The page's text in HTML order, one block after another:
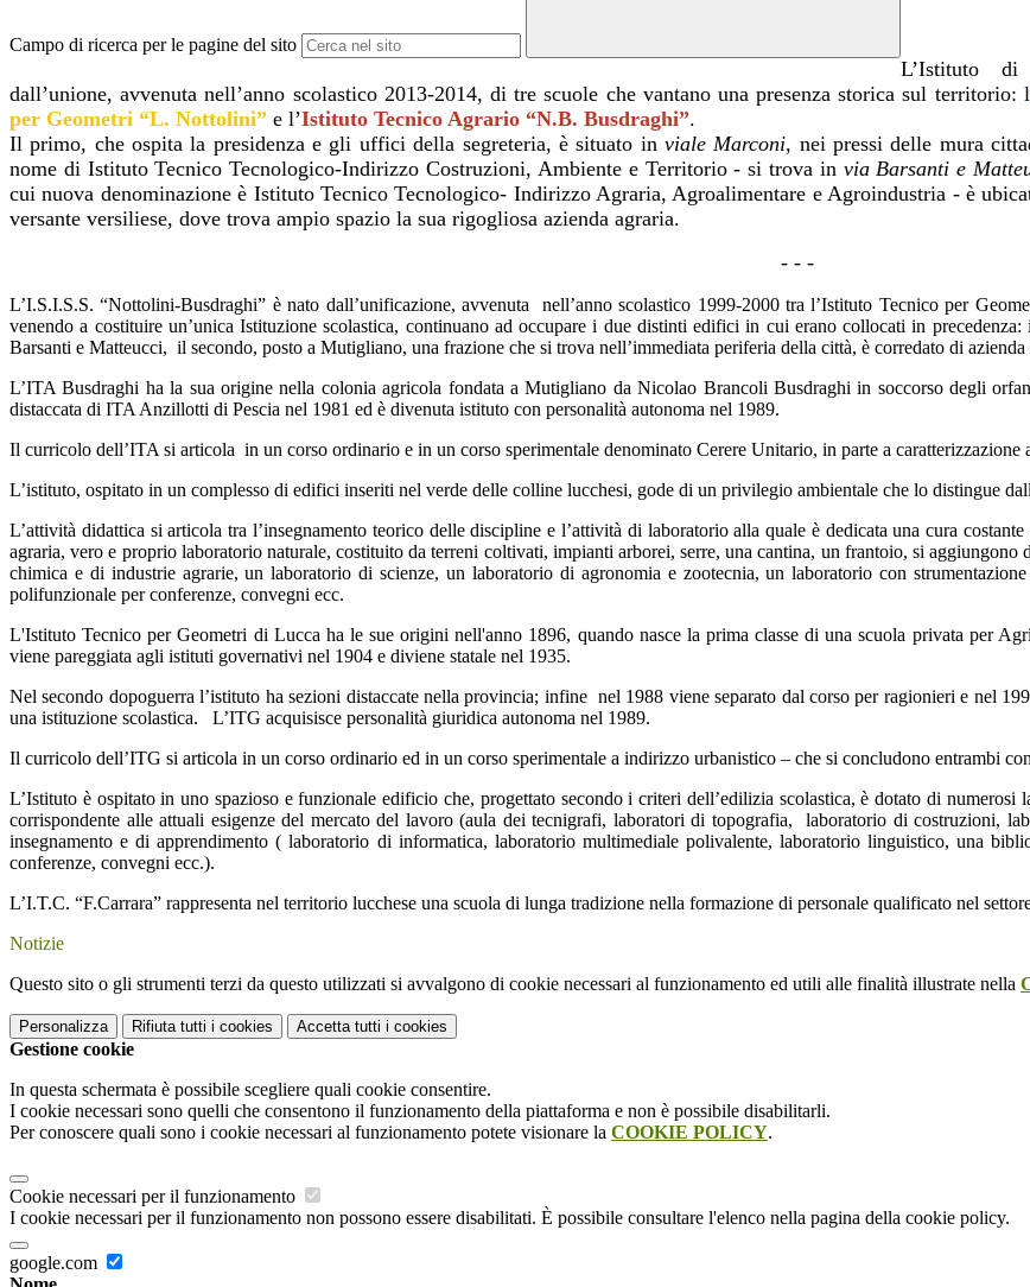
Campo di ricerca per le pagine del sito
L’Istituto di
dall’unione, avvenutanell’anno scolastico 2013-2014, di tre scuole che vantano una presenza storica sul territorio:
per Geometri “L. Nottolini” e l’Istituto Tecnico Agrario “N.B. Busdraghi”.
Il primo, che ospita la presidenza e gli uffici della segreteria, è situato in viale Marconi, nei pressidelle mura
nome di IstitutoTecnico Tecnologico-Indirizzo Costruzioni, Ambiente e Territorio - si trova in via Barsanti e
cui nuova denominazione è Istituto Tecnico Tecnologico- Indirizzo Agraria, Agroalimentare e Agroindustria - è
versante versiliese, dove trova ampio spazio la sua rigogliosa azienda agraria.
- - -
L’I.S.I.S.S. “Nottolini-Busdraghi” è nato dall’unificazione, avvenuta nell’anno scolastico 1999-2000 tra l’Istituto Tecnico per
venendo a costituire un’unica Istituzione scolastica, continuano ad occupare i due distinti edifici in cui erano collocati in
Barsanti e Matteucci, il secondo, posto a Mutigliano, una frazione che si trova nell’immediata periferia della città, è corredato di azienda
L’ITA Busdraghi ha la sua origine nella colonia agricola fondata a Mutigliano da Nicolao Brancoli Busdraghi in soccorso degli
distaccata di ITA Anzillotti di Pescia nel 1981 ed è divenuta istituto con personalità autonoma nel 1989.
Il curricolo dell’ITA si articola in un corso ordinario e in un corso sperimentale denominato Cerere Unitario, in parte a caratterizzazione
L’istituto, ospitato in un complesso di edifici inseriti nel verde delle colline lucchesi, gode di un privilegio ambientale che lo distingue
L’attività didattica si articola tra l’insegnamento teorico delle discipline e l’attività di laboratorio alla quale è dedicata una cura
agraria, vero e proprio laboratorio naturale, costituito da terreni coltivati, impianti arborei, serre, una cantina, un frantoio, si
chimica e di industrie agrarie, un laboratorio di scienze, un laboratorio di agronomia e zootecnia, un laboratorio con
polifunzionale per conferenze, convegni ecc.
L'Istituto Tecnico per Geometri di Lucca ha le sue origini nell'anno 1896, quando nasce la prima classe di una scuola privata per
viene pareggiata agli istituti governativi nel 1904 e diviene statale nel 1935.
Nel secondo dopoguerra l’istituto ha sezioni distaccate nella provincia; infine nel 1988 viene separato dal corso per ragionieri e nel
una istituzione scolastica. L’ITG acquisisce personalità giuridica autonoma nel 1989.
Il curricolo dell’ITG si articola in un corso ordinario ed in un corso sperimentale a indirizzo urbanistico – che si concludono entrambi
L’Istituto è ospitato in uno spazioso e funzionale edificio che, progettato secondo i criteri dell’edilizia scolastica, è dotato di numerosi
corrispondente alle attuali esigenze del mercato del lavoro (aula dei tecnigrafi, laboratori di topografia, laboratorio di costruzioni,
insegnamento e di apprendimento ( laboratorio di informatica, laboratorio multimediale polivalente, laboratorio linguistico, una
conferenze, convegni ecc.).
L’I.T.C. “F.Carrara” rappresenta nel territorio lucchese una scuola di lunga tradizione nella formazione di personale qualificato nel
Notizie
Questo sito o gli strumenti terzi da questo utilizzati si avvalgono di cookie necessari al funzionamento ed utili alle finalità illustrate nella
Personalizza Rifiuta tutti i cookies Accetta tutti i cookies
Gestione cookie
In questa schermata è possibile scegliere quali cookie consentire.
I cookie necessari sono quelli che consentono il funzionamento della piattaforma e non è possibile disabilitarli.
Per conoscere quali sono i cookie necessari al funzionamento potete visionare la COOKIE POLICY.
Cookie necessari per il funzionamento
I cookie necessari per il funzionamento non possono essere disabilitati. È possibile consultare l'elenco nella pagina della cookie policy.
google.com